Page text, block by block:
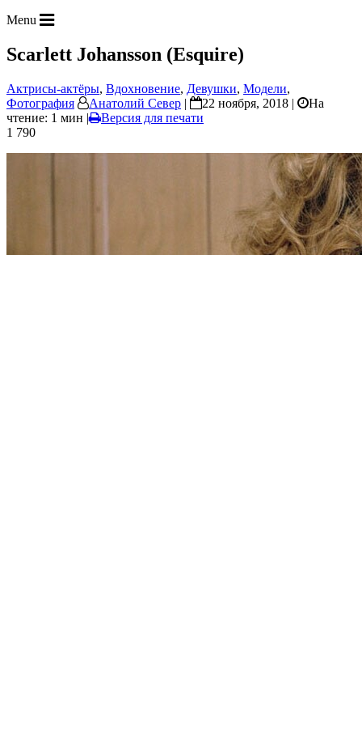
Menu
Scarlett Johansson (Esquire)
Актрисы-актёры, Вдохновение, Девушки, Модели,
Фотография
Анатолий Север | 22 ноября, 2018 |
На
чтение: 1 мин |
Версия для печати
1 790